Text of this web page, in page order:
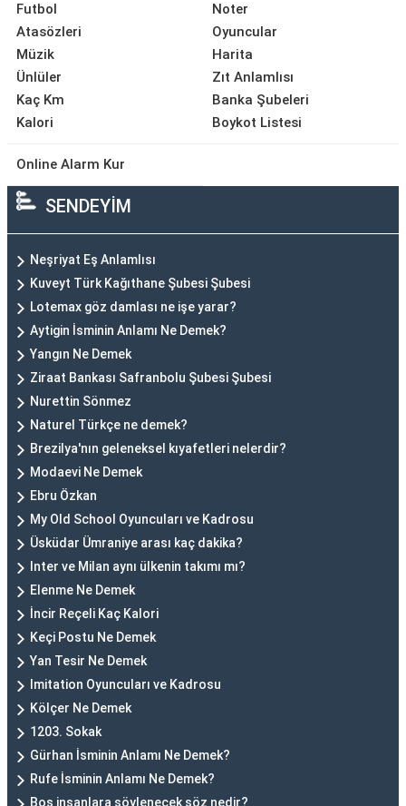
Futbol
Atasözleri
Müzik
Ünlüler
Kaç Km
Kalori
Noter
Oyuncular
Harita
Zıt Anlamlısı
Banka Şubeleri
Boykot Listesi
Online Alarm Kur
SENDEYİM
Neşriyat Eş Anlamlısı
Kuveyt Türk Kağıthane Şubesi Şubesi
Lotemax göz damlası ne işe yarar?
Aytigin İsminin Anlamı Ne Demek?
Yangın Ne Demek
Ziraat Bankası Safranbolu Şubesi Şubesi
Nurettin Sönmez
Naturel Türkçe ne demek?
Brezilya'nın geleneksel kıyafetleri nelerdir?
Modaevi Ne Demek
Ebru Özkan
My Old School Oyuncuları ve Kadrosu
Üsküdar Ümraniye arası kaç dakika?
Inter ve Milan aynı ülkenin takımı mı?
Elenme Ne Demek
İncir Reçeli Kaç Kalori
Keçi Postu Ne Demek
Yan Tesir Ne Demek
Imitation Oyuncuları ve Kadrosu
Kölçer Ne Demek
1203. Sokak
Gürhan İsminin Anlamı Ne Demek?
Rufe İsminin Anlamı Ne Demek?
Boş insanlara söylenecek söz nedir?